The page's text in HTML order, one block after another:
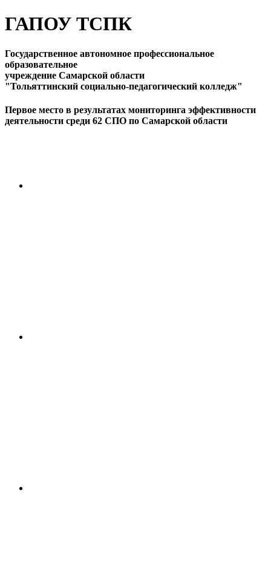
ГАПОУ ТСПК
Государственное автономное профессиональное
образовательное
учреждение Самарской области
"Тольяттинский социально-педагогический колледж"
Первое место в результатах мониторинга эффективности
деятельности среди 62 СПО по Самарской области